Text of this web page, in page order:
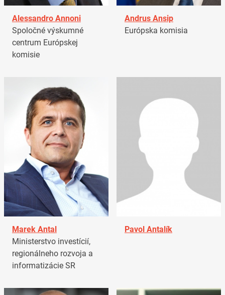
Alessandro Annoni
Spoločné výskumné
centrum Európskej
komisie
Andrus Ansip
Európska komisia
Marek Antal
Ministerstvo investícií,
regionálneho rozvoja a
informatizácie SR
Pavol Antalík